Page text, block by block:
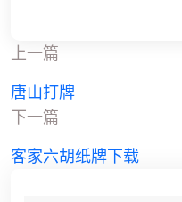
上一篇
唐山打牌
下一篇
客家六胡纸牌下载